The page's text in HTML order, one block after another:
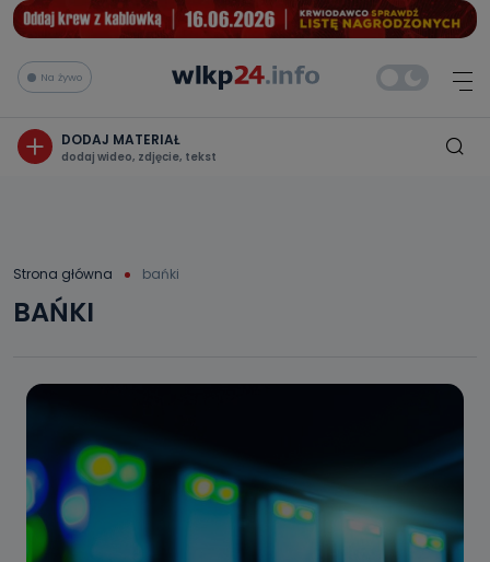
Na żywo
DODAJ MATERIAŁ
dodaj wideo, zdjęcie, tekst
Strona główna bańki
BAŃKI